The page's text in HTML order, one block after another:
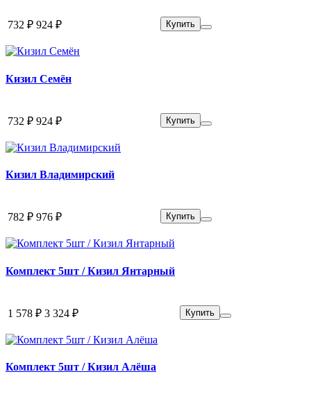
732 ₽ 924 ₽ Купить
Кизил Семён
732 ₽ 924 ₽ Купить
Кизил Владимирский
782 ₽ 976 ₽ Купить
Комплект 5шт / Кизил Янтарный
1 578 ₽ 3 324 ₽ Купить
Комплект 5шт / Кизил Алёша